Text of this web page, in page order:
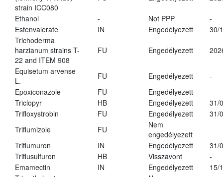
strain ICC080
Ethanol - Not PPP
-
Esfenvalerate
IN Engedélyezett
30/
Trichoderma
harzianum strains T-
22 and ITEM 908
FU Engedélyezett
Equisetum arvense
L.
FU Engedélyezett
-
Epoxiconazole
FU
Engedélyezett
Triclopyr
HB Engedélyezett
31/
Trifloxystrobin
FU Engedélyezett
31/
Triflumizole
FU
Nem
engedélyezett
Triflumuron
IN Engedélyezett
31/
Triflusulfuron
HB Visszavont
-
Emamectin
IN Engedélyezett
15/